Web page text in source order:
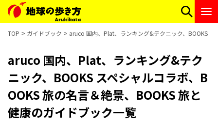
TOP ガイドブック aruco 国内、Plat、ランキング&テクニック、BOOKS
aruco 国内、Plat、ランキング&テク
ニック、BOOKS スペシャルコラボ、B
OOKS 旅の名言＆絶景、BOOKS 旅と
健康のガイドブック一覧